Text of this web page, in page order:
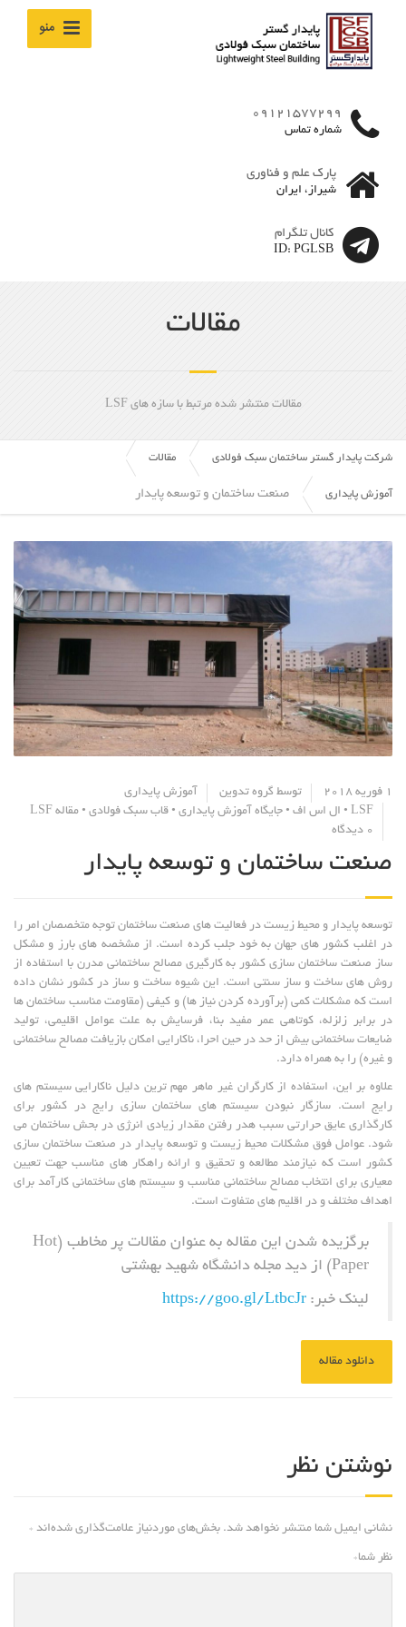
منو
09121577299
شماره تماس
پارک علم و فناوری
شیراز، ایران
کانال تلگرام
ID: PGLSB
مقالات
مقالات منتشر شده مرتبط با سازه های LSF
شرکت پایدار گستر ساختمان سبک فولادی مقالات
آموزش پایداری صنعت ساختمان و توسعه پایدار
1 فوریه 2018 توسط گروه تدوین
آموزش پایداری
LSF
• ال اس اف • جایگاه آموزش پایداری • قاب سبک فولادی • مقاله LSF
0 دیدگاه
صنعت ساختمان و توسعه پایدار
توسعه پایدار و محیط زیست در فعالیت های صنعت ساختمان توجه متخصصان امر را
در اغلب کشور های جهان به خود جلب کرده است. از مشخصه های بارز و مشکل
ساز صنعت ساختمان سازی کشور به کارگیری مصالح ساختمانی مدرن با استفاده از
روش های ساخت و ساز سنتی است. این شیوه ساخت و ساز در کشور نشان داده
است که مشکلات کمی (برآورده کردن نیاز ها) و کیفی (مقاومت مناسب ساختمان ها
در برابر زلزله، کوتاهی عمر مفید بنا، فرسایش به علت عوامل اقلیمی، تولید
ضایعات ساختمانی بیش از حد در حین احرا، ناکارایی امکان بازیافت مصالح ساختمانی
و غیره) را به همراه دارد.
علاوه بر این، استفاده از کارگران غیر ماهر مهم ترین دلیل ناکارایی سیستم های
رایج است. سازگار نبودن سیستم های ساختمان سازی رایج در کشور برای
کارگذاری عایق حرارتی سبب هدر رفتن مقدار زیادی انرژی در بحش ساختمان می
شود. عوامل فوق مشکلات محیط زیست و توسعه پایدار در صنعت ساختمان سازی
کشور است که نیازمند مطالعه و تحقیق و ارائه راهکار های مناسب جهت تعیین
معیاری برای انتخاب مصالح ساختمانی مناسب و سیستم های ساختمانی کارآمد برای
اهداف مختلف و در اقلیم های متفاوت است.
برگزیده شدن این مقاله به عنوان مقالات پر مخاطب (Hot
Paper) از دید مجله دانشگاه شهید بهشتی
لینک خبر: https://goo.gl/LtbcJr
دانلود مقاله
نوشتن نظر
نشانی ایمیل شما منتشر نخواهد شد. بخش‌های موردنیاز علامت‌گذاری شده‌اند *
نظر شما*